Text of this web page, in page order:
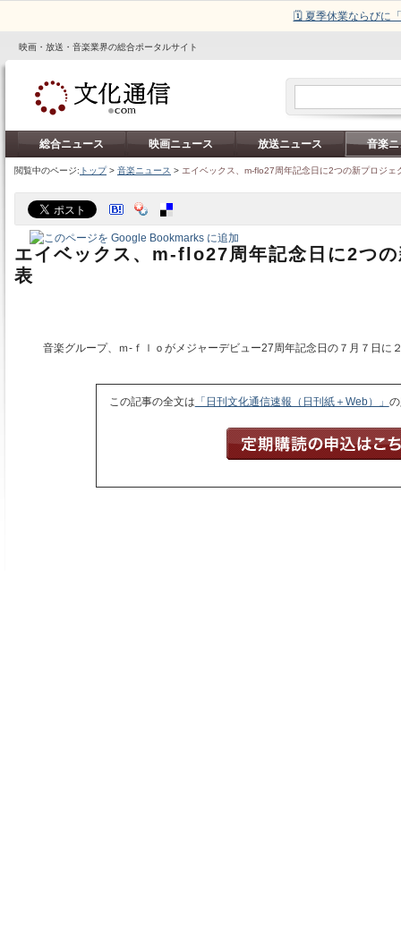
🗓️ 夏季休業ならびに
映画・放送・音楽業界の総合ポータルサイト
総合ニュース 映画ニュース 放送ニュース 音楽
閲覧中のページ: トップ> 音楽ニュース > エイベックス、m-flo27周年記念日に2つの新プロジェ
エイベックス、m-flo27周年記念日に2つ
表
音楽グループ、ｍ‐ｆｌｏがメジャーデビュー27周年記念日の７月７日
この記事の全文は 「日刊文化通信速報（日刊紙＋Web）」